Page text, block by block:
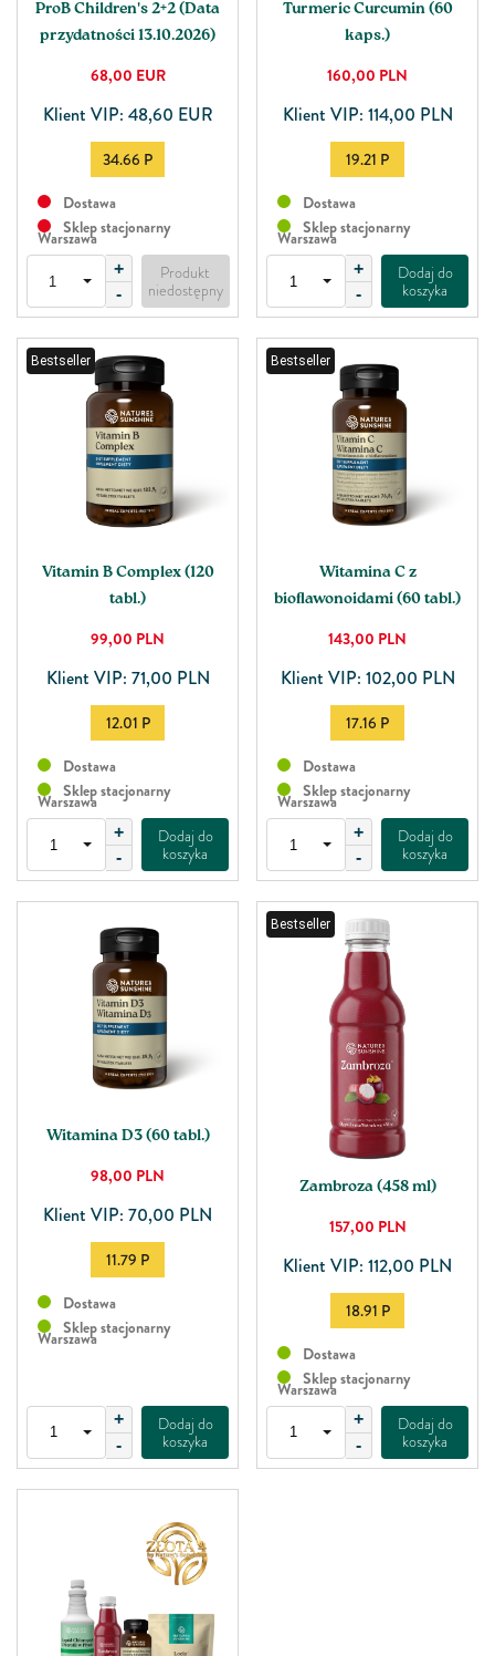
ProB Children's 2+2 (Data
przydatności 13.10.2026)
68,00 EUR
Klient VIP: 48,60 EUR
34.66 P
Dostawa
Sklep stacjonarny
Warszawa
+
-
Produkt
niedostępny
Turmeric Curcumin (60
kaps.)
160,00 PLN
Klient VIP: 114,00 PLN
19.21 P
Dostawa
Sklep stacjonarny
Warszawa
+
-
Dodaj do
koszyka
Bestseller
Vitamin B Complex (120
tabl.)
99,00 PLN
Klient VIP: 71,00 PLN
12.01 P
Dostawa
Sklep stacjonarny
Warszawa
+
-
Dodaj do
koszyka
Bestseller
Witamina C z
bioﬂawonoidami (60 tabl.)
143,00 PLN
Klient VIP: 102,00 PLN
17.16 P
Dostawa
Sklep stacjonarny
Warszawa
+
-
Dodaj do
koszyka
Witamina D3 (60 tabl.)
98,00 PLN
Klient VIP: 70,00 PLN
11.79 P
Dostawa
Sklep stacjonarny
Warszawa
+
-
Dodaj do
koszyka
Bestseller
Zambroza (458 ml)
157,00 PLN
Klient VIP: 112,00 PLN
18.91 P
Dostawa
Sklep stacjonarny
Warszawa
+
-
Dodaj do
koszyka